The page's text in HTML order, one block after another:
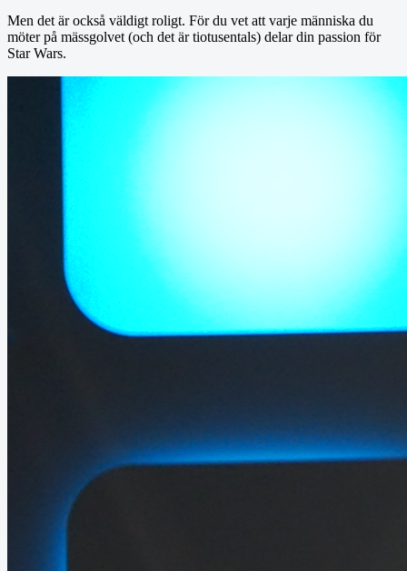
Men det är också väldigt roligt. För du vet att varje människa du
möter på mässgolvet (och det är tiotusentals) delar din passion för
Star Wars.